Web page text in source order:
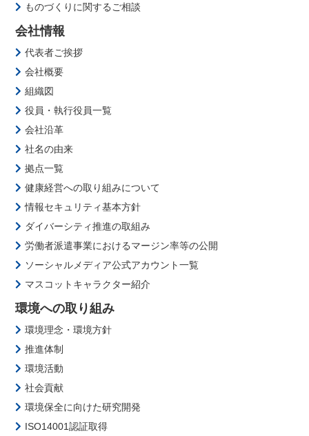
ものづくりに関するご相談
会社情報
代表者ご挨拶
会社概要
組織図
役員・執行役員一覧
会社沿革
社名の由来
拠点一覧
健康経営への取り組みについて
情報セキュリティ基本方針
ダイバーシティ推進の取組み
労働者派遣事業におけるマージン率等の公開
ソーシャルメディア公式アカウント一覧
マスコットキャラクター紹介
環境への取り組み
環境理念・環境方針
推進体制
環境活動
社会貢献
環境保全に向けた研究開発
ISO14001認証取得